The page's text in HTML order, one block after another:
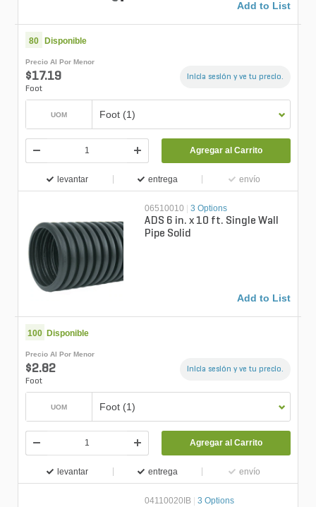
Add to List
80 Disponible
Precio Al Por Menor
$17.19
Foot
Inicia sesión y ve tu precio.
UOM Foot (1)
Agregar al Carrito
levantar entrega envío
06510010 3 Options
ADS 6 in. x 10 ft. Single Wall
Pipe Solid
Add to List
100 Disponible
Precio Al Por Menor
$2.82
Foot
Inicia sesión y ve tu precio.
UOM Foot (1)
Agregar al Carrito
levantar entrega envío
04110020IB 3 Options